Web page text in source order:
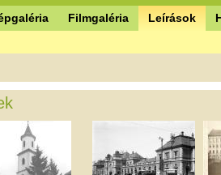
Filmgaléria Leírások